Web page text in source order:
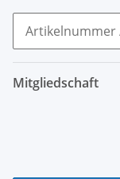
Mitgliedschaft